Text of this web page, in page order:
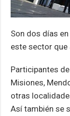
Son dos días
este sector que
Participantes
Misiones,
otras
Así también se